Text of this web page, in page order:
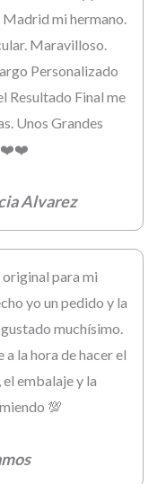
mi hermano.
Maravilloso.
Personalizado
Resultado Final me
Unos Grandes
Alvarez
para mi
yo un pedido y la
muchísimo.
la hora de hacer el
embalaje y la
💯